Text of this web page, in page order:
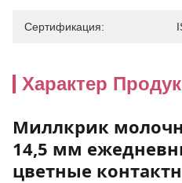
Сертификация:
Характер
Миллкрик
14,5 мм
цветные